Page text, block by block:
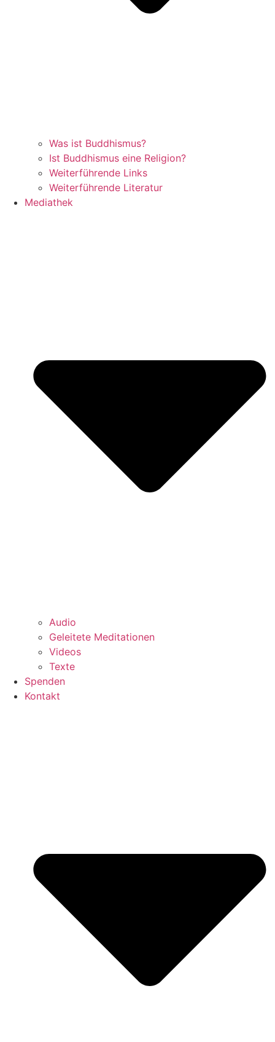
Was ist Buddhismus?
Ist Buddhismus eine Religion?
Weiterführende Links
Weiterführende Literatur
Mediathek
Audio
Geleitete Meditationen
Videos
Texte
Spenden
Kontakt